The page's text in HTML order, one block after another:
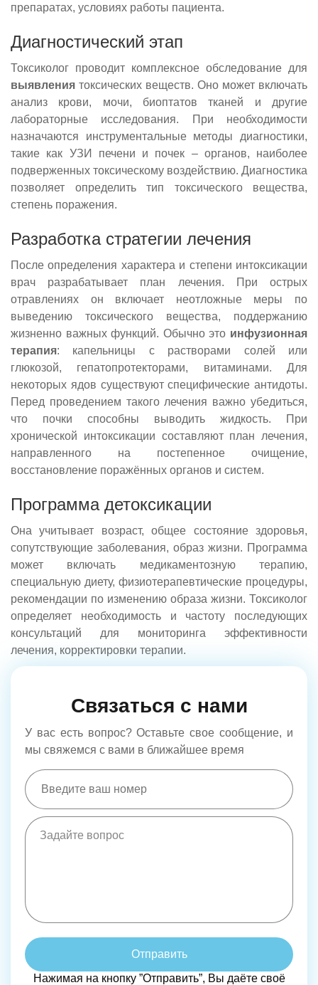
препаратах, условиях работы пациента.
Диагностический этап
Токсиколог проводит комплексное обследование для
выявления токсических веществ. Оно может включать
анализ крови, мочи, биоптатов тканей и другие
лабораторные исследования. При необходимости
назначаются инструментальные методы диагностики,
такие как УЗИ печени и почек – органов, наиболее
подверженных токсическому воздействию. Диагностика
позволяет определить тип токсического вещества,
степень поражения.
Разработка стратегии лечения
После определения характера и степени интоксикации
врач разрабатывает план лечения. При острых
отравлениях он включает неотложные меры по
выведению токсического вещества, поддержанию
жизненно важных функций. Обычно это инфузионная
терапия: капельницы с растворами солей или
глюкозой, гепатопротекторами, витаминами. Для
некоторых ядов существуют специфические антидоты.
Перед проведением такого лечения важно убедиться,
что почки способны выводить жидкость. При
хронической интоксикации составляют план лечения,
направленного на постепенное очищение,
восстановление поражённых органов и систем.
Программа детоксикации
Она учитывает возраст, общее состояние здоровья,
сопутствующие заболевания, образ жизни. Программа
может включать медикаментозную терапию,
специальную диету, физиотерапевтические процедуры,
рекомендации по изменению образа жизни. Токсиколог
определяет необходимость и частоту последующих
консультаций для мониторинга эффективности
лечения, корректировки терапии.
Связаться с нами
У вас есть вопрос? Оставьте свое сообщение, и
мы свяжемся с вами в ближайшее время
Отправить
Нажимая на кнопку ”Отправить”, Вы даёте своё